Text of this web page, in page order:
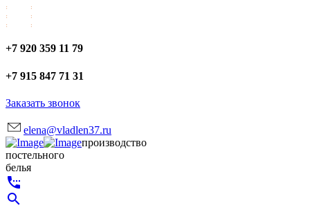
+7 920 359 11 79
+7 915 847 71 31
Заказать звонок
elena@vladlen37.ru
производство
постельного
белья
settings_phone
search